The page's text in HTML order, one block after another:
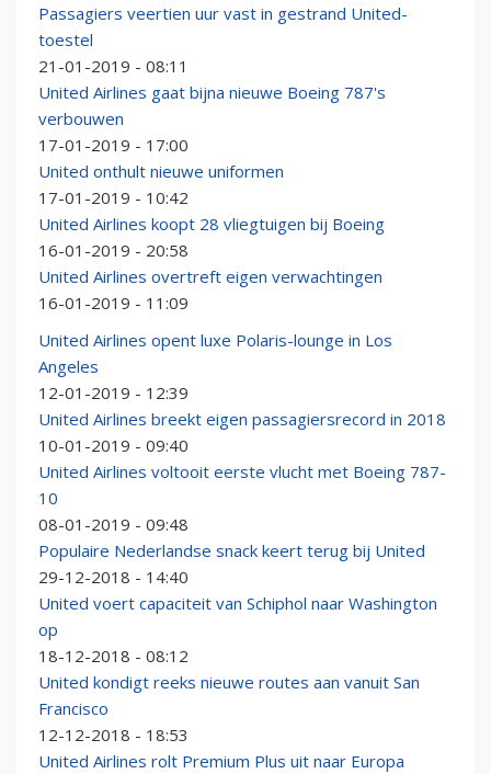
Passagiers veertien uur vast in gestrand United-
toestel
21-01-2019 - 08:11
United Airlines gaat bijna nieuwe Boeing 787's
verbouwen
17-01-2019 - 17:00
United onthult nieuwe uniformen
17-01-2019 - 10:42
United Airlines koopt 28 vliegtuigen bij Boeing
16-01-2019 - 20:58
United Airlines overtreft eigen verwachtingen
16-01-2019 - 11:09
United Airlines opent luxe Polaris-lounge in Los
Angeles
12-01-2019 - 12:39
United Airlines breekt eigen passagiersrecord in 2018
10-01-2019 - 09:40
United Airlines voltooit eerste vlucht met Boeing 787-
10
08-01-2019 - 09:48
Populaire Nederlandse snack keert terug bij United
29-12-2018 - 14:40
United voert capaciteit van Schiphol naar Washington
op
18-12-2018 - 08:12
United kondigt reeks nieuwe routes aan vanuit San
Francisco
12-12-2018 - 18:53
United Airlines rolt Premium Plus uit naar Europa